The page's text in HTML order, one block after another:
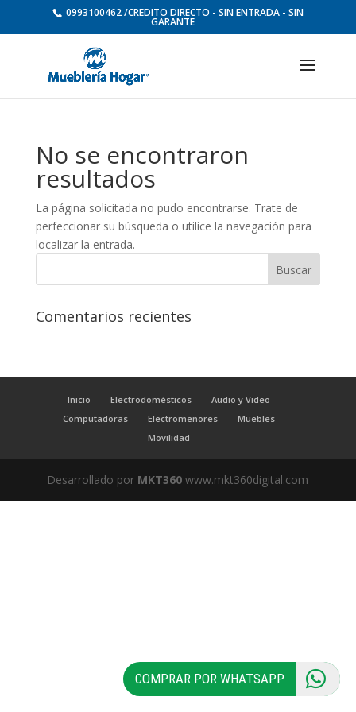
0993100462 /CREDITO DIRECTO - SIN ENTRADA - SIN
GARANTE
No se encontraron
resultados
La página solicitada no pudo encontrarse. Trate de
perfeccionar su búsqueda o utilice la navegación para
localizar la entrada.
Comentarios recientes
Inicio Electrodomésticos
Audio y Video
Computadoras
Electromenores
Muebles
Movilidad
Desarrollado por MKT360 www.mkt360digital.com
COMPRAR POR WHATSAPP